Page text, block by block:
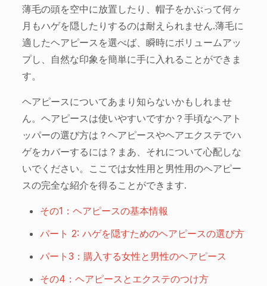
薄毛の頭を空中に放置したり、帽子をかぶって何ヶ
月もハゲを隠したりするのは耐えられません.薄毛に
適したヘアピースを選べば、瞬時にボリュームアッ
プし、自然な印象を簡単に手に入れることができま
す。
ヘアピースについてあまり知らないかもしれませ
ん。ヘアピースは使いやすいですか？手頃なヘアト
ッパーの選び方は？ヘアピースやヘアエクステでハ
ゲをカバーするには？まあ、それについて心配しな
いでください。ここでは女性用と男性用のヘアピー
スの完全な紹介を得ることができます.
その1：ヘアピースの基本情報
パート 2: ハゲを隠すためのヘアピースの選び方
パート3：購入する女性と男性のヘアピース
その4：ヘアピースとエクステのつけ方